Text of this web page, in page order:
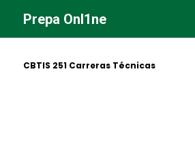
Prepa Onl1ne
CBTIS 251 Carreras Técnicas